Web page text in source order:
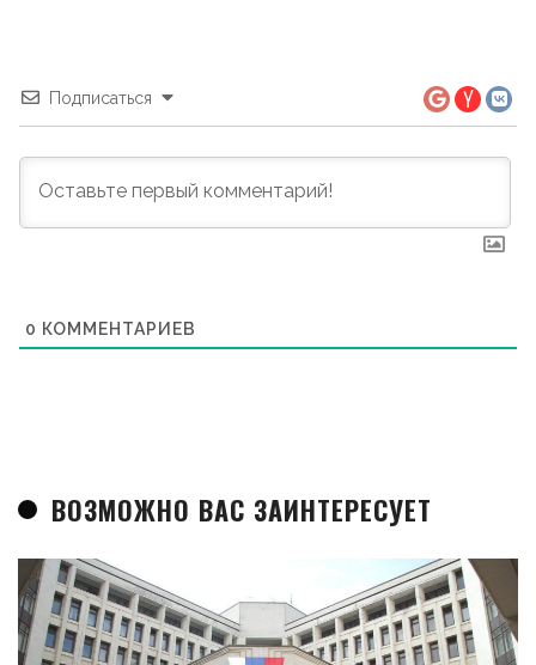
Подписаться
0 КОММЕНТАРИЕВ
ВОЗМОЖНО ВАС ЗАИНТЕРЕСУЕТ